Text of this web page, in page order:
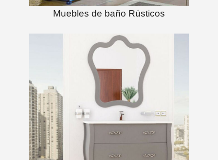
Muebles de baño Rústicos